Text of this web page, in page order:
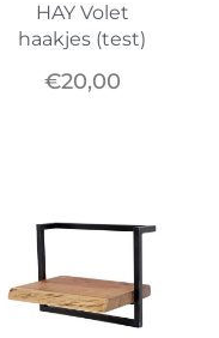
HAY Volet
haakjes (test)
€20,00